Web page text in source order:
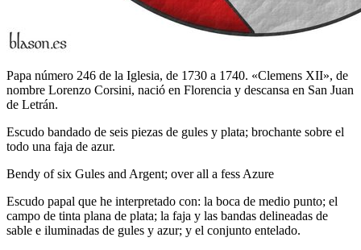
Papa número 246 de la Iglesia, de 1730 a 1740. «Clemens XII», de
nombre Lorenzo Corsini, nació en Florencia y descansa en San Juan
de Letrán.
Escudo bandado de seis piezas de gules y plata; brochante sobre el
todo una faja de azur.
Bendy of six Gules and Argent; over all a fess Azure
Escudo papal que he interpretado con: la boca de medio punto; el
campo de tinta plana de plata; la faja y las bandas delineadas de
sable e iluminadas de gules y azur; y el conjunto entelado.